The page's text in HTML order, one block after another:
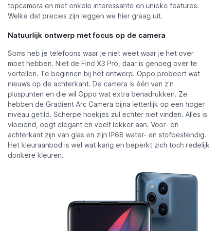
topcamera en met enkele interessante en unieke features.
Welke dat precies zijn leggen we hier graag uit.
Natuurlijk ontwerp met focus op de camera
Soms heb je telefoons waar je niet weet waar je het over
moet hebben. Niet de Find X3 Pro, daar is genoeg over te
vertellen. Te beginnen bij het ontwerp. Oppo probeert wat
nieuws op de achterkant. De camera is één van z'n
pluspunten en die wil Oppo wat extra benadrukken. Ze
hebben de Gradient Arc Camera bijna letterlijk op een hoger
niveau getild. Scherpe hoekjes zul echter niet vinden. Alles is
vloeiend, oogt elegant en voelt lekker aan. Voor- en
achterkant zijn van glas en zijn IP68 water- en stofbestendig.
Het kleuraanbod is wel wat karig en beperkt zich toch redelijk
donkere kleuren.